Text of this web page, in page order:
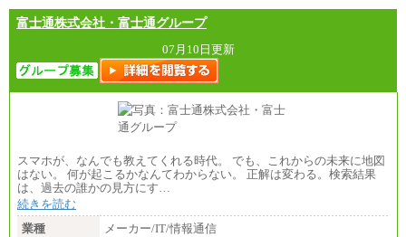
富士通株式会社・富士通グループ
07月10日更新
スマホが、なんでも教えてくれる時代。 でも、これからの未来に地図
はない。 何が起こるかなんてわからない。 正解は変わる。検索結果
は、過去の誰かの見方にす…
続きを読む
業種
メーカー/IT/情報通信